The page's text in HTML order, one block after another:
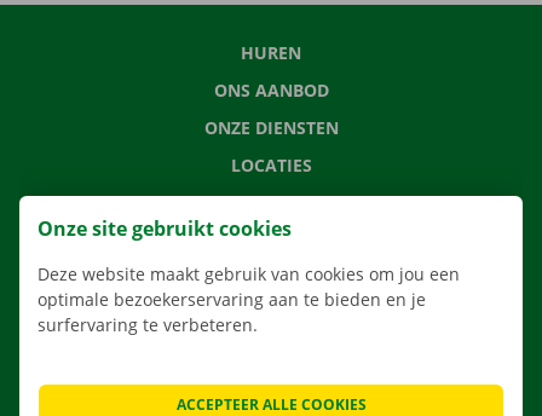
HUREN
ONS AANBOD
ONZE DIENSTEN
LOCATIES
APP
VERHUISOPLOSSINGEN
VEELGESTELDE VRAGEN
Onze site gebruikt cookies
Deze website maakt gebruik van cookies om jou een
optimale bezoekerservaring aan te bieden en je
surfervaring te verbeteren.
ACCEPTEER ALLE COOKIES